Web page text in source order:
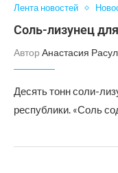
Лента новостей
Соль-лизунец
Автор Анастасия
Десять тонн соли-
республики. «Соль